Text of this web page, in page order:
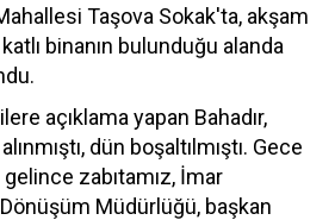
Taşova Sokak'ta, akşam
binanın bulunduğu alanda
açıklama yapan Bahadır,
dün boşaltılmıştı. Gece
zabıtamız, İmar
Müdürlüğü, başkan